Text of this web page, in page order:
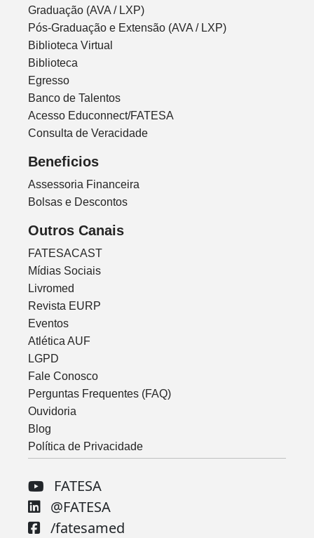
Graduação (AVA / LXP)
Pós-Graduação e Extensão (AVA / LXP)
Biblioteca Virtual
Biblioteca
Egresso
Banco de Talentos
Acesso Educonnect/FATESA
Consulta de Veracidade
Beneficios
Assessoria Financeira
Bolsas e Descontos
Outros Canais
FATESACAST
Mídias Sociais
Livromed
Revista EURP
Eventos
Atlética AUF
LGPD
Fale Conosco
Perguntas Frequentes (FAQ)
Ouvidoria
Blog
Política de Privacidade
FATESA
@FATESA
/fatesamed